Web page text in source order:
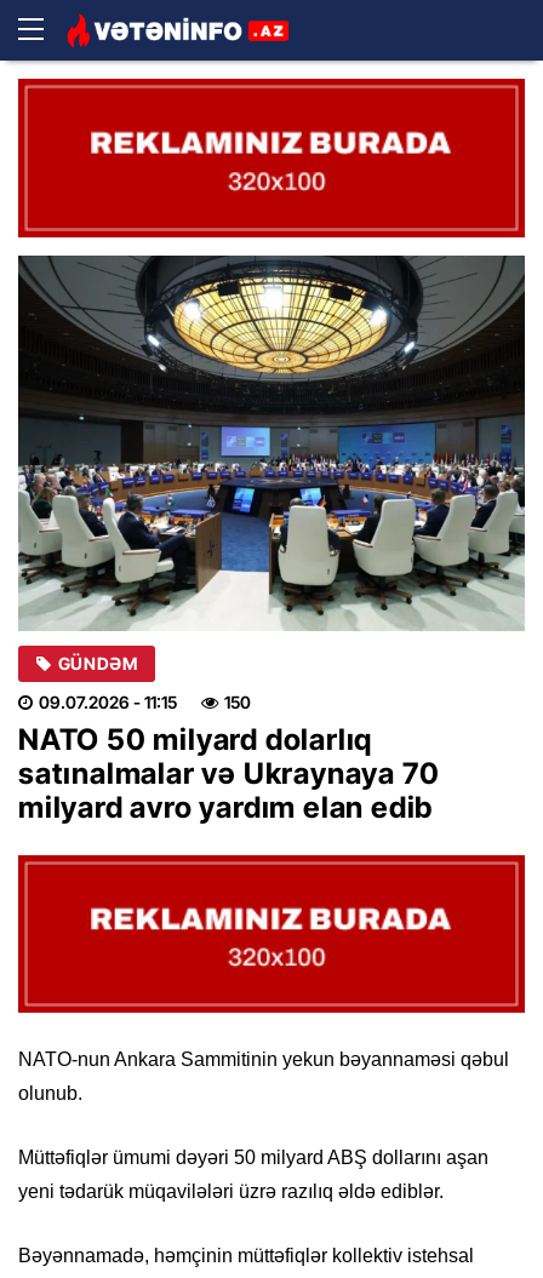
GÜNDƏM
09.07.2026 - 11:15 150
NATO 50 milyard dolarlıq
satınalmalar və Ukraynaya 70
milyard avro yardım elan edib
NATO-nun Ankara Sammitinin yekun bəyannaməsi qəbul
olunub.
Müttəfiqlər ümumi dəyəri 50 milyard ABŞ dollarını aşan
yeni tədarük müqavilələri üzrə razılıq əldə ediblər.
Bəyənnamadə, həmçinin müttəfiqlər kollektiv istehsal